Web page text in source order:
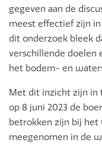
gegeven aan de
meest effectief zijn
dit onderzoek bleek
verschillende doelen
het bodem- en
Met dit inzicht zijn in
op 8 juni 2023 de
betrokken zijn bij het
meegenomen in de